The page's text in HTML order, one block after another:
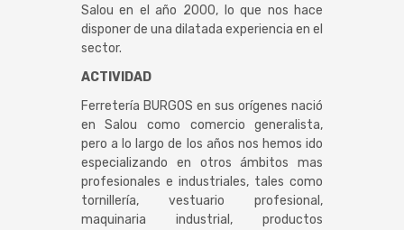
Salou en el año 2000, lo que nos hace
disponer de una dilatada experiencia en el
sector.
ACTIVIDAD
Ferretería BURGOS en sus orígenes nació
en Salou como comercio generalista,
pero a lo largo de los años nos hemos ido
especializando en otros ámbitos mas
profesionales e industriales, tales como
tornillería, vestuario profesional,
maquinaria industrial, productos